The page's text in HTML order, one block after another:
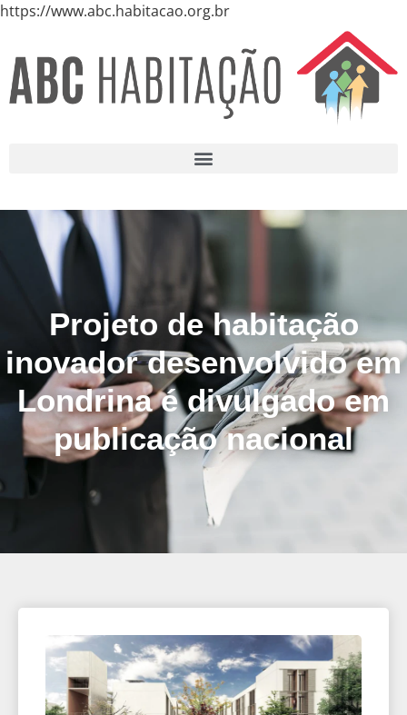
https://www.abc.habitacao.org.br
Projeto de habitação
inovador desenvolvido em
Londrina é divulgado em
publicação nacional